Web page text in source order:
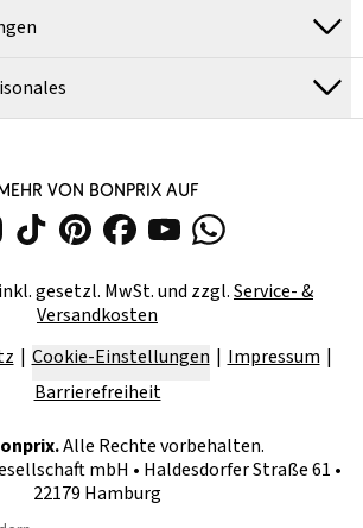
VON BONPRIX AUF
gesetzl. MwSt. und zzgl.Service- &
Versandkosten
Cookie-Einstellungen
Impressum
Barrierefreiheit
Alle Rechte vorbehalten.
mbH • Haldesdorfer Straße 61 •
22179 Hamburg